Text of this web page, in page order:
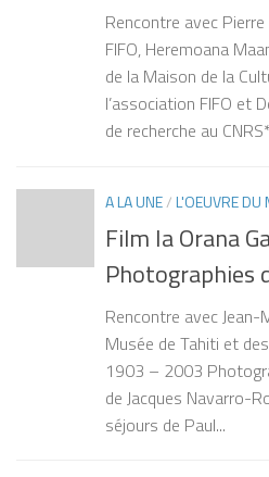
Rencontre avec
FIFO, Heremoana
de la Maison de la
l’association FIFO et
de recherche au
A LA UNE/L'OEUVRE DU
Film Ia Orana
Photographies
Rencontre avec Jean-
Musée de Tahiti et
1903 – 2003
de Jacques Navarro-
séjours de Paul...